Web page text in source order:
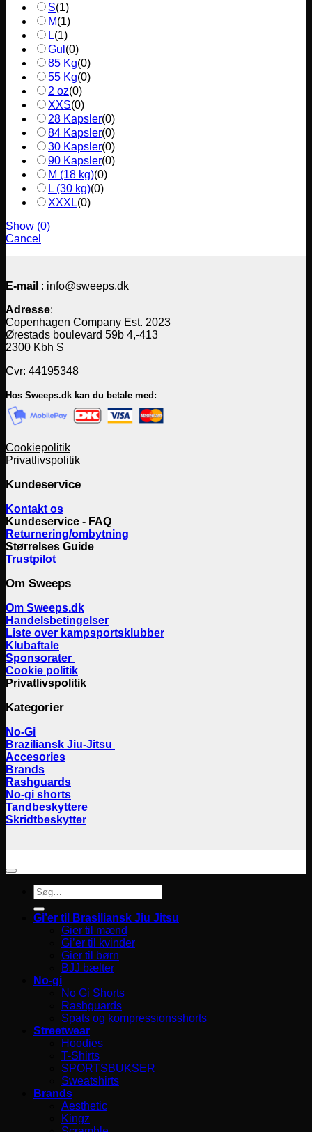
S(1)
M(1)
L(1)
Gul (0)
85 Kg(0)
55 Kg(0)
2 oz(0)
XXS(0)
28 Kapsler(0)
84 Kapsler(0)
30 Kapsler(0)
90 Kapsler(0)
M (18 kg)(0)
L (30 kg)(0)
XXXL(0)
Show (0)
Cancel
E-mail : info@sweeps.dk
Adresse:
Copenhagen Company Est. 2023
Ørestads boulevard 59b 4,-413
2300 Kbh S
Cvr: 44195348
Hos Sweeps.dk kan du betale med:
Cookiepolitik
Privatlivspolitik
Kundeservice
Kontakt os
Kundeservice - FAQ
Returnering/ombytning
Størrelses Guide
Trustpilot
Om Sweeps
Om Sweeps.dk
Handelsbetingelser
Liste over kampsportsklubber
Klubaftale
Sponsorater
Cookie politik
Privatlivspolitik
Kategorier
No-Gi
Braziliansk Jiu-Jitsu
Accesories
Brands
Rashguards
No-gi shorts
Tandbeskyttere
Skridtbeskytter
Søg
efter:
Gi’er til Brasiliansk Jiu Jitsu
Gier til mænd
Gi’er til kvinder
Gier til børn
BJJ bælter
No-gi
No Gi Shorts
Rashguards
Spats og kompressionsshorts
Streetwear
Hoodies
T-Shirts
SPORTSBUKSER
Sweatshirts
Brands
Aesthetic
Kingz